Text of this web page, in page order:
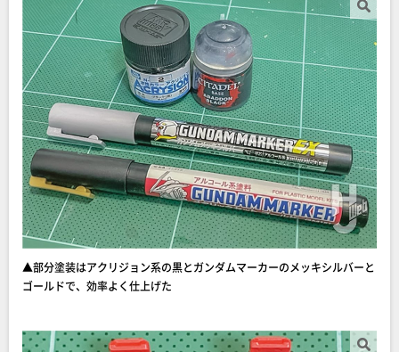
▲部分塗装はアクリジョン系の黒とガンダムマーカーのメッキシルバーと
ゴールドで、効率よく仕上げた